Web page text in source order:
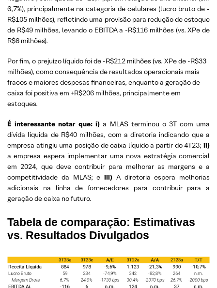
6,7%), principalmente na categoria de celulares (lucro bruto de -
R$105 milhões), refletindo uma provisão para redução de estoque
de R$49 milhões, levando o EBITDA a -R$116 milhões (vs. XPe de
R$6 milhões).
Por fim, o prejuízo líquido foi de -R$212 milhões (vs. XPe de -R$33
milhões), como consequência de resultados operacionais mais
fracos e maiores despesas financeiras, enquanto a geração de
caixa foi positiva em +R$206 milhões, principalmente em
estoques.
É interessante notar que: i) a MLAS terminou o 3T com uma
dívida líquida de R$40 milhões, com a diretoria indicando que a
empresa atingiu uma posição de caixa líquido a partir do 4T23; ii)
a empresa espera implementar uma nova estratégia comercial
em 2024, que deve contribuir para melhorar as margens e a
competitividade da MLAS; e iii) A diretoria espera melhorias
adicionais na linha de fornecedores para contribuir para a
geração de caixa no futuro.
Tabela de comparação: Estimativas
vs. Resultados Divulgados